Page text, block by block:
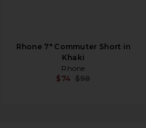
Rhone 7" Commuter Short in
Khaki
Rhone
$74 $98